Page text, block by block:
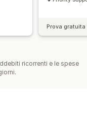
Prova
ricorrenti e le spese